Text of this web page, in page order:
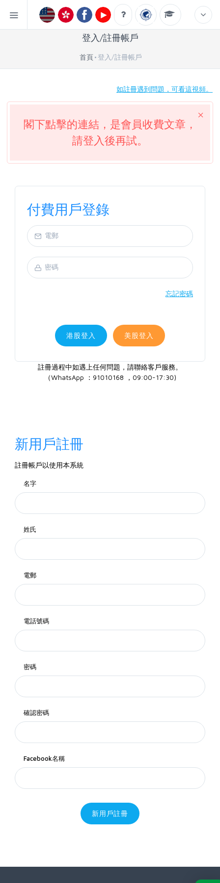
登入/註冊帳戶
首頁 登入/註冊帳戶
如註冊遇到問題，可看這視頻。
閣下點擊的連結，是會員收費文章，
請登入後再試。
付費用戶登錄
忘記密碼
港股登入 美股登入
註冊過程中如遇上任何問題，請聯絡客戶服務。
（WhatsApp ：91010168 ，09:00-17:30)
新用戶註冊
註冊帳戶以使用本系統
名字
姓氏
電郵
電話號碼
密碼
確認密碼
Facebook名稱
新用戶註冊